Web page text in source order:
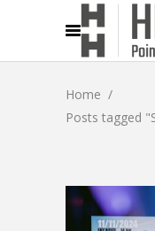
Home /
Posts tagged